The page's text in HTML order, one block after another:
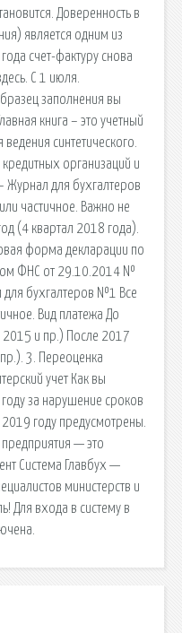
Доверенность в
является одним из
счет-фактуру снова
С 1 июля.
заполнения вы
книга – это учетный
синтетического.
организаций и
Журнал для бухгалтеров
частичное. Важно не
(4 квартал 2018 года).
форма декларации по
ФНС от 29.10.2014 №
бухгалтеров №1 Все
Вид платежа До
и пр.) После 2017
3. Переоценка
учет Как вы
за нарушение сроков
2019 году предусмотрены.
— это
Система Главбух —
министерств и
Для входа в систему в